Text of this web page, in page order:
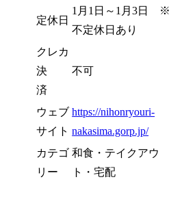
定休日
1月1日～1月3日 ※
不定休日あり
クレカ
決
済
不可
ウェブ
サイト
https://nihonryouri-
nakasima.gorp.jp/
カテゴ
リー
和食・テイクアウ
ト・宅配